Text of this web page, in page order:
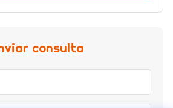
consulta